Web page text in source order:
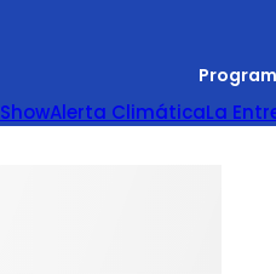
ShowAlerta ClimáticaLa